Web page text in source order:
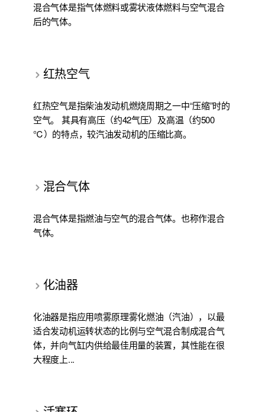
混合气体是指气体燃料或雾状液体燃料与空气混合
后的气体。
红热空气
红热空气是指柴油发动机燃烧周期之一中“压缩”时的
空气。 其具有高压（约42气压）及高温（约500
℃）的特点，较汽油发动机的压缩比高。
混合气体
混合气体是指燃油与空气的混合气体。也称作混合
气体。
化油器
化油器是指应用喷雾原理雾化燃油（汽油），以最
适合发动机运转状态的比例与空气混合制成混合气
体，并向气缸内供给最佳用量的装置，其性能在很
大程度上...